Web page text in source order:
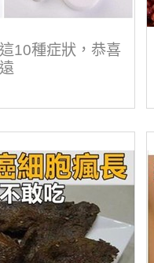
10種症狀，恭喜